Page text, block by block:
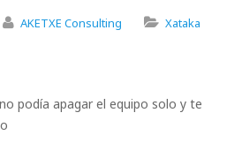
AKETXE Consulting Xataka